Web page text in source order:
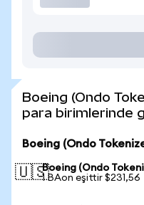
Boeing (Ondo
para birimlerinde
Boeing (Ondo
🇺🇸Boeing (Ondo
1 BAon eşittir $231,56